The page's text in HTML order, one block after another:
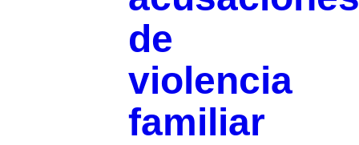
de
violencia
familiar